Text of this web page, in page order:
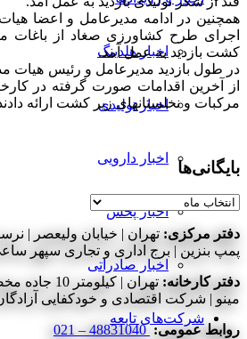
اخبار هلدینگ
اخبار تولیدی
اخبار دارویی
اخبار پخش
اخبار صادراتی
شرکت‌های تابعه
همچنین در ادامه مدیرعامل و اعضا
اجرای طرح کشاورزی صغاد از باغات
کشت بازدید به عمل آمد.
در طول بازدید مدیرعامل و رئیس هیات
از آخرین اقدامات صورت گرفته در
مرکبات و‌ نخلستانهای زیر کشت ارائه
بایگانی‌ها
بایگانی‌ها
دفتر مرکزی: تهران | خیابان ولیعصر |
پمپ بنزین | برج اداری و تجاری سپهر ساعی
دفتر کارخانه:
تهران |
مینو | شرکت اقتصادی و خودکفایی
روابط عمومی: 48831040 – 021